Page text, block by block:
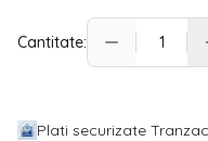
Cantitate:
Plati securizate